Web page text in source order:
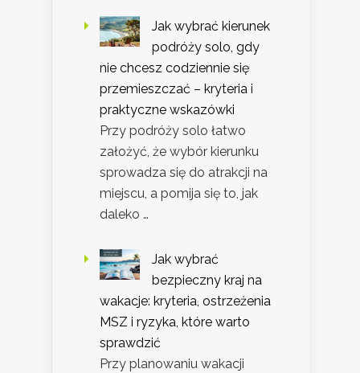
Jak wybrać kierunek
podróży solo, gdy
nie chcesz codziennie się
przemieszczać – kryteria i
praktyczne wskazówki
Przy podróży solo łatwo
założyć, że wybór kierunku
sprowadza się do atrakcji na
miejscu, a pomija się to, jak
daleko …
Jak wybrać
bezpieczny kraj na
wakacje: kryteria, ostrzeżenia
MSZ i ryzyka, które warto
sprawdzić
Przy planowaniu wakacji